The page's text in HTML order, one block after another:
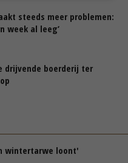
steeds meer problemen:
week al leeg’
drijvende boerderij ter
wintertarwe loont'